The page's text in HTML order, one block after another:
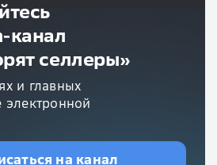
канал
селлеры»
и главных
электронной
на канал